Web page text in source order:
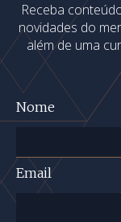
Receba
novidades do
além de uma
Nome
Email